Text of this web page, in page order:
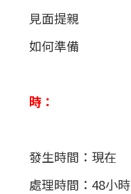
見面提親
如何準備
時：
發生時間：現在
處理時間：48小時